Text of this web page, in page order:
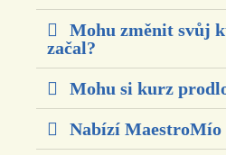
Mohu změnit svůj
začal?
Mohu si kurz
Nabízí MaestroMío